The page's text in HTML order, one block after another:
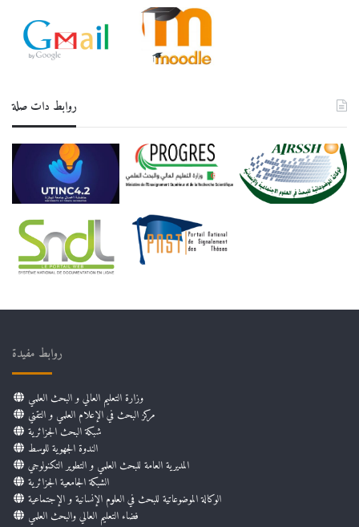
روابط دات صلة
روابط مفيدة
وزارة التعليم العالي و البحث العلمي
مركز البحث في الإعلام العلمي و التقني
شبكة البحث الجزائرية
الندوة الجهوية للوسط
المديرية العامة للبحث العلمي و التطوير التكنولوجي
الشبكة الجامعية الجزائرية
الوكالة الموضوعاتية للبحث في العلوم الإنسانية و الإجتماعية
فضاء التعليم العالي والبحث العلمي